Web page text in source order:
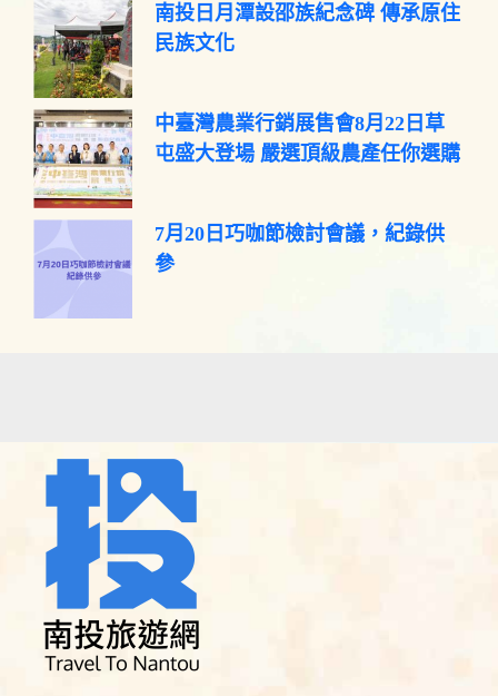
南投日月潭設邵族紀念碑 傳承原住
民族文化
中臺灣農業行銷展售會8月22日草
屯盛大登場 嚴選頂級農產任你選購
7月20日巧咖節檢討會議，紀錄供
參